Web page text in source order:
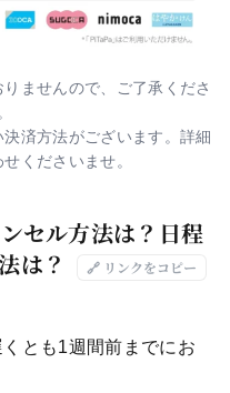
ませんので、ご了承くださ
済方法がございます。詳細
くださいませ。
セル方法は？日程
は？
🔗 リンクをコピー
とも1週間前までにお